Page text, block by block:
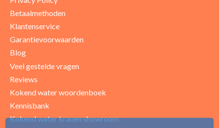
Uw beoordeling
Betaalmethoden
Klantenservice
Garantievoorwaarden
Blog
Veel gestelde vragen
Reviews
Kokend water woordenboek
Kennisbank
Kokend water kranen showroom